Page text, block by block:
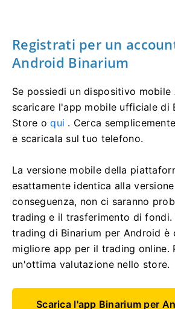
Registrati per un
Android Binarium
Se possiedi un dispositivo mobile
scaricare l'app mobile ufficiale di
Store oqui . Cerca
e scaricala sul tuo telefono.
La versione mobile della
esattamente identica alla
conseguenza, non ci saranno
trading e il trasferimento di
trading di Binarium per Android è
migliore app per il trading online.
un'ottima valutazione nello store.
Scarica l'app Binarium per